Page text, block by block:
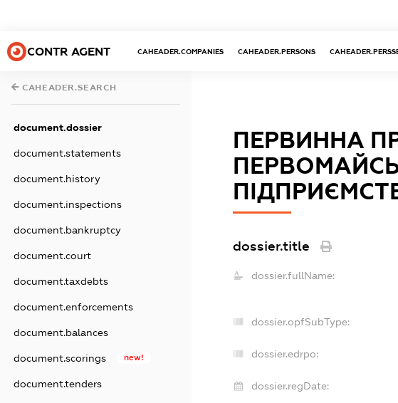
CONTR AGENT CAHEADER.COMPANIES CAHEADER.PERSONS
CAHEADER.SEARCH
document.dossier
document.statements
document.history
document.inspections
document.bankruptcy
document.court
document.taxdebts
document.enforcements
document.balances
document.scorings new!
document.tenders
ПЕРВИННА
dossier.title
dossier.fullName:
dossier.opfSubType:
dossier.edrpo:
dossier.regDate: